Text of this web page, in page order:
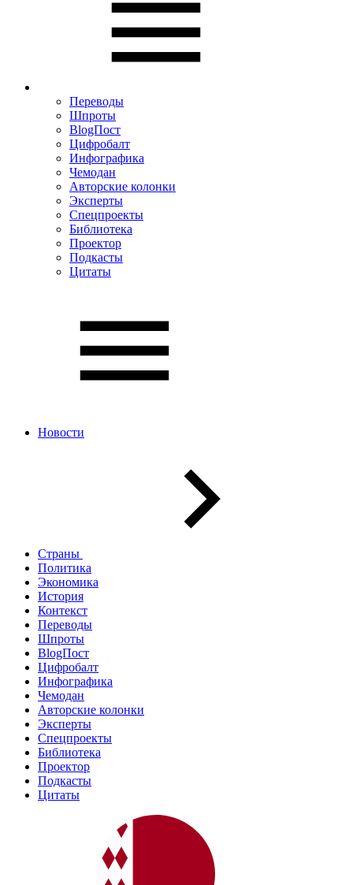
Переводы
Шпроты
BlogПост
Цифробалт
Инфографика
Чемодан
Авторские колонки
Эксперты
Спецпроекты
Библиотека
Проектор
Подкасты
Цитаты
Новости
Страны
Политика
Экономика
История
Контекст
Переводы
Шпроты
BlogПост
Цифробалт
Инфографика
Чемодан
Авторские колонки
Эксперты
Спецпроекты
Библиотека
Проектор
Подкасты
Цитаты